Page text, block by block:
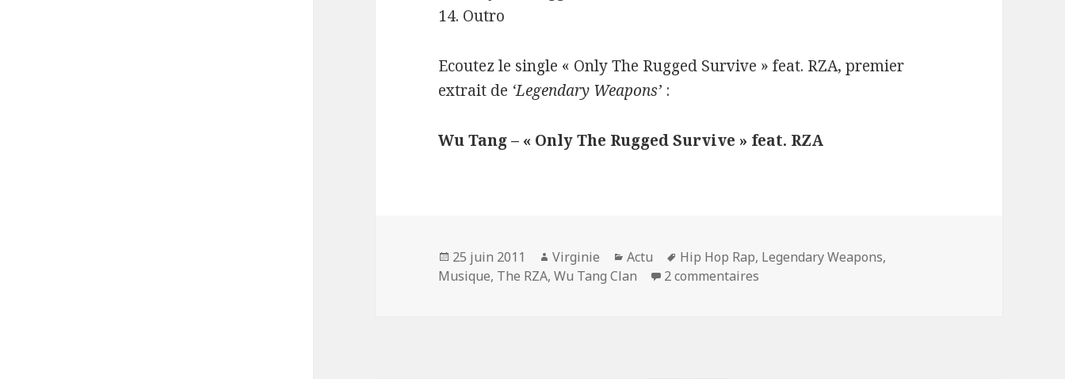
14. Outro
Ecoutez le single « Only The Rugged Survive » feat. RZA, premier
extrait de ‘Legendary Weapons’ :
Wu Tang – « Only The Rugged Survive » feat. RZA
Publié
le
25 juin 2011 Auteur
Virginie Catégories
Actu
Mots-
clés
Hip Hop Rap, Legendary Weapons,
Musique, The RZA,Wu Tang Clan 2 commentaires